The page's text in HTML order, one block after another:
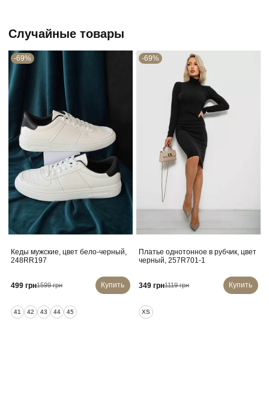
Случайные товары
-69%
Кеды мужские, цвет бело-черный,
248RR197
499 грн1599 грн Купить
41 42 43 44 45
-69%
Платье однотонное в рубчик, цвет
черный, 257R701-1
349 грн1119 грн Купить
XS